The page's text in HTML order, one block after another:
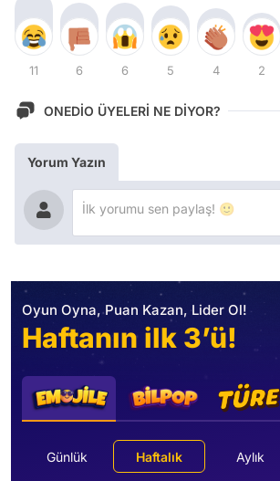
11 6 6 5 4 2
ONEDİO ÜYELERİ NE DİYOR?
Yorum Yazın
Oyun Oyna, Puan Kazan, Lider Ol!
Haftanın ilk 3’ü!
Günlük Haftalık Aylık